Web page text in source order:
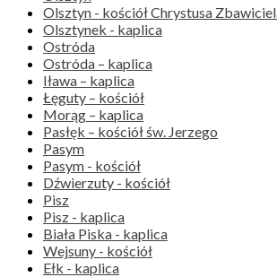
Olsztyn - kościół Chrystusa
Olsztynek - kaplica
Ostróda
Ostróda – kaplica
Iława – kaplica
Łęguty – kościół
Morąg – kaplica
Pasłęk – kościół św. Jerzego
Pasym
Pasym - kościół
Dźwierzuty - kościół
Pisz
Pisz - kaplica
Biała Piska - kaplica
Wejsuny - kościół
Ełk - kaplica